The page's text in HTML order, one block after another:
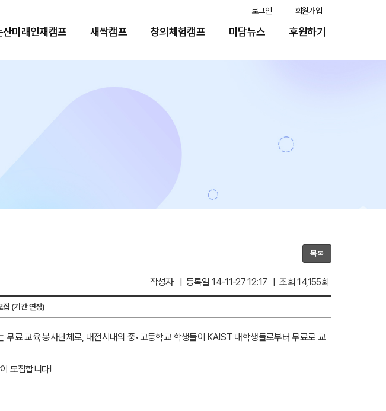
로그인 회원가입
산미래인재캠프 새싹캠프 창의체험캠프 미담뉴스 후원하기
목록
작성자 | 등록일 14-11-27 12:17 | 조회 14,155회
집 (기간 연장)
료 교육 봉사단체로, 대전시내의 중•고등학교 학생들이 KAIST 대학생들로부터 무료로 교
모집합니다!